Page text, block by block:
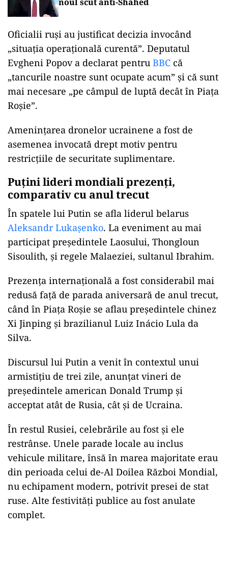
Oficialii ruși au justificat decizia invocând
„situația operațională curentă”. Deputatul
Evgheni Popov a declarat pentru BBC că
„tancurile noastre sunt ocupate acum” și că sunt
mai necesare „pe câmpul de luptă decât în Piața
Roșie”.
Amenințarea dronelor ucrainene a fost de
asemenea invocată drept motiv pentru
restricțiile de securitate suplimentare.
Puțini lideri mondiali prezenți,
comparativ cu anul trecut
În spatele lui Putin se afla liderul belarus
Aleksandr Lukașenko. La eveniment au mai
participat președintele Laosului, Thongloun
Sisoulith, și regele Malaeziei, sultanul Ibrahim.
Prezența internațională a fost considerabil mai
redusă față de parada aniversară de anul trecut,
când în Piața Roșie se aflau președintele chinez
Xi Jinping și brazilianul Luiz Inácio Lula da
Silva.
Discursul lui Putin a venit în contextul unui
armistițiu de trei zile, anunțat vineri de
președintele american Donald Trump și
acceptat atât de Rusia, cât și de Ucraina.
În restul Rusiei, celebrările au fost și ele
restrânse. Unele parade locale au inclus
vehicule militare, însă în marea majoritate erau
din perioada celui de-Al Doilea Război Mondial,
nu echipament modern, potrivit presei de stat
ruse. Alte festivități publice au fost anulate
complet.